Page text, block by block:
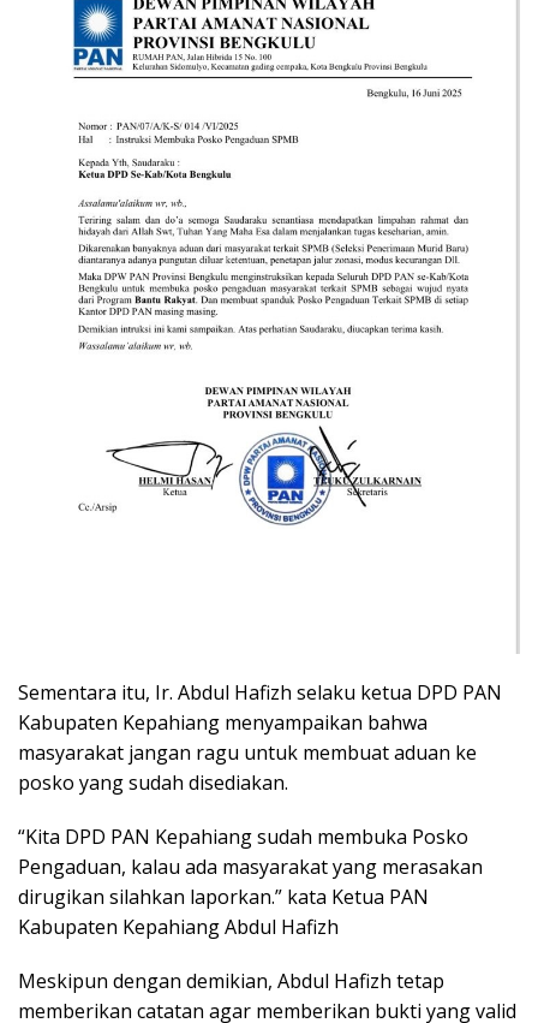
Sementara itu, Ir. Abdul Hafizh selaku ketua DPD PAN
Kabupaten Kepahiang menyampaikan bahwa
masyarakat jangan ragu untuk membuat aduan ke
posko yang sudah disediakan.
“Kita DPD PAN Kepahiang sudah membuka Posko
Pengaduan, kalau ada masyarakat yang merasakan
dirugikan silahkan laporkan.” kata Ketua PAN
Kabupaten Kepahiang Abdul Hafizh
Meskipun dengan demikian, Abdul Hafizh tetap
memberikan catatan agar memberikan bukti yang valid